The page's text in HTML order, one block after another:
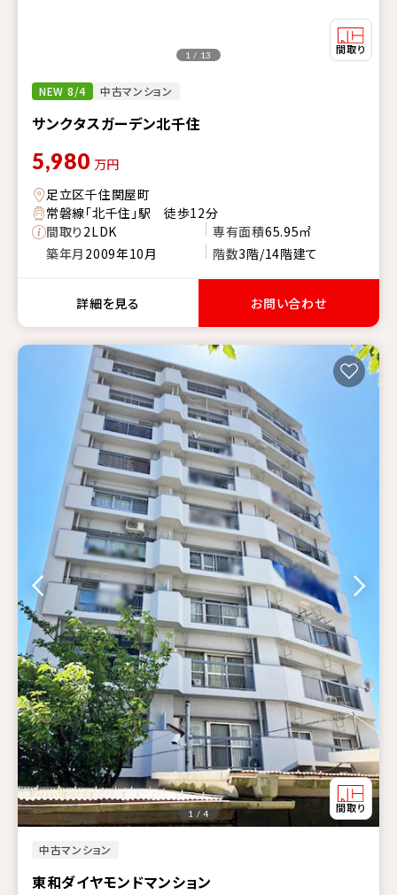
NEW 8/4 中古マンション
サンクタスガーデン北千住
1 / 13
5,980 万円
足立区千住関屋町
常磐線「北千住」駅 徒歩12分
間取り2LDK 専有面積65.95㎡
築年月 2009年10月 階数3階/14階建て
詳細を見る お問い合わせ
中古マンション
東和ダイヤモンドマンション
1 / 4